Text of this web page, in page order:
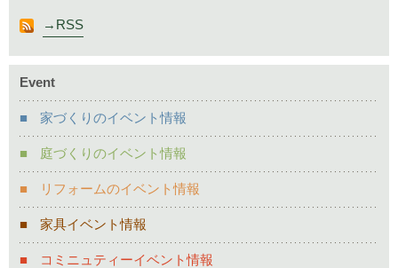
RSS
Event
家づくりのイベント情報
庭づくりのイベント情報
リフォームのイベント情報
家具イベント情報
コミニュティーイベント情報